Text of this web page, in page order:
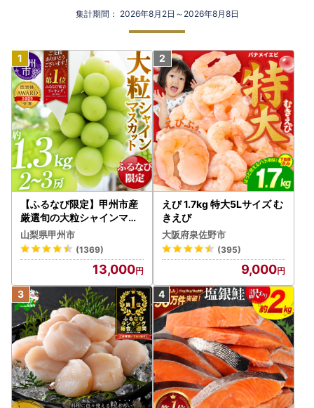
集計期間： 2026年8月2日～2026年8月8日
【ふるなび限定】甲州市産
厳選旬の大粒シャインマス
カット 約1.3kg 2～3房【2
026年発送】（MG）B12-
472 FN-Limited-VO シャ
インマスカット フルーツ
山梨県甲州市
(1369)
13,000
えび 1.7kg 特大5Lサイズ む
きえび
大阪府泉佐野市
(395)
9,000